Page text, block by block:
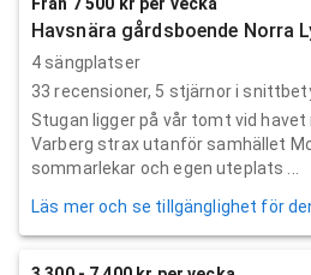
Havsnära gårdsboende Norra
4 sängplatser
33 recensioner, 5 stjärnor i
Stugan ligger på vår tomt vid havet
Varberg strax utanför samhället
sommarlekar och egen uteplats ...
Läs mer och se tillgänglighet för